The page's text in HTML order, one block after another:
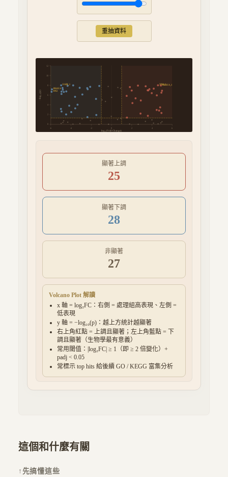
重抽資料
-6 -4 -2 0 2 4 6
0
2
4
6
8
10
12
log₂(Fold Change)
−log₁₀(p)
PIK3CA
EGFR_1
TP53
PIK3CA_1
TP53_1
顯著上調
25
顯著下調
28
非顯著
27
Volcano Plot 解讀
x 軸 = log₂FC：右側 = 處理組高表現、左側 =
低表現
y 軸 = −log₁₀(p)：越上方統計越顯著
右上角紅點 = 上調且顯著；左上角藍點 = 下
調且顯著（生物學最有意義）
常用閾值：|log₂FC| ≥ 1（即 ≥ 2 倍變化）+
padj < 0.05
常標示 top hits 給後續 GO / KEGG 富集分析
這個和什麼有關
↑ 先搞懂這些